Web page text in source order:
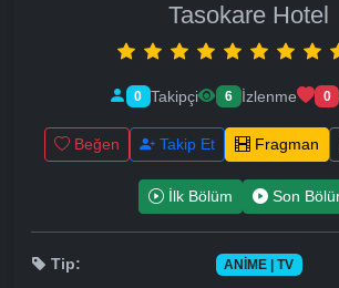
Tasokare Hotel
0 Takipçi 6 İzlenme 0
Beğen Takip Et Fragman
İlk Bölüm Son
Tip: ANIME | TV